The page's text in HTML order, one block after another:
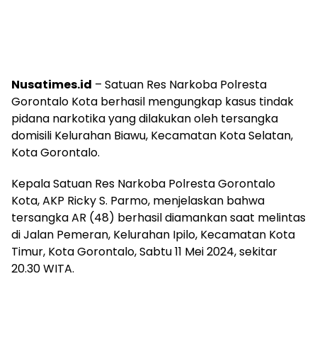
Nusatimes.id – Satuan Res Narkoba Polresta
Gorontalo Kota berhasil mengungkap kasus tindak
pidana narkotika yang dilakukan oleh tersangka
domisili Kelurahan Biawu, Kecamatan Kota Selatan,
Kota Gorontalo.
Kepala Satuan Res Narkoba Polresta Gorontalo
Kota, AKP Ricky S. Parmo, menjelaskan bahwa
tersangka AR (48) berhasil diamankan saat melintas
di Jalan Pemeran, Kelurahan Ipilo, Kecamatan Kota
Timur, Kota Gorontalo, Sabtu 11 Mei 2024, sekitar
20.30 WITA.